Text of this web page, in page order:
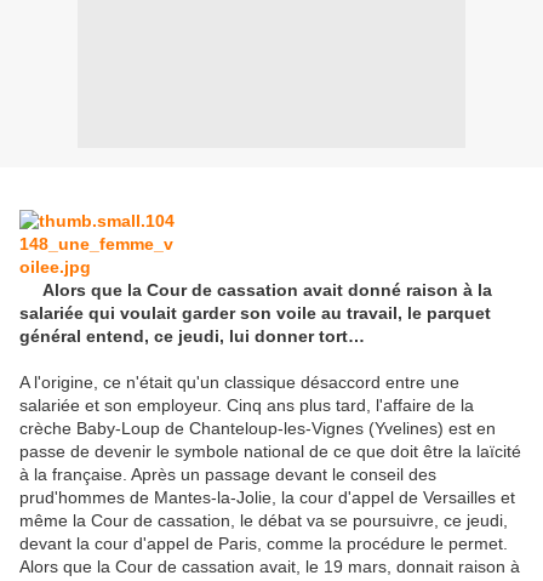
Alors que la Cour de cassation avait donné raison à la
salariée qui voulait garder son voile au travail, le parquet
général entend, ce jeudi, lui donner tort…
A l'origine, ce n'était qu'un classique désaccord entre une
salariée et son employeur. Cinq ans plus tard, l'affaire de la
crèche Baby-Loup de Chanteloup-les-Vignes (Yvelines) est en
passe de devenir le symbole national de ce que doit être la laïcité
à la française. Après un passage devant le conseil des
prud'hommes de Mantes-la-Jolie, la cour d'appel de Versailles et
même la Cour de cassation, le débat va se poursuivre, ce jeudi,
devant la cour d'appel de Paris, comme la procédure le permet.
Alors que la Cour de cassation avait, le 19 mars, donnait raison à